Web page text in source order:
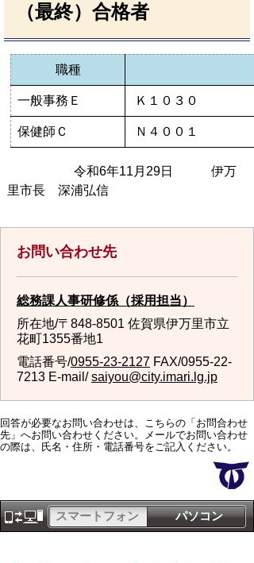
（最終）合格者
職種
一般事務Ｅ Ｋ１０３０
保健師Ｃ Ｎ４００１
令和6年11月29日 伊万
里市長 深浦弘信
お問い合わせ先
総務課人事研修係（採用担当）
所在地/〒848-8501 佐賀県伊万里市立
花町1355番地1
電話番号/0955-23-2127 FAX/0955-22-
7213 E-mail/saiyou@city.imari.lg.jp
回答が必要なお問い合わせは、こちらの「お問合わせ
先」へお問い合わせください。メールでお問い合わせ
の際は、氏名・住所・電話番号をご記入ください。
パソコン
スマートフォン